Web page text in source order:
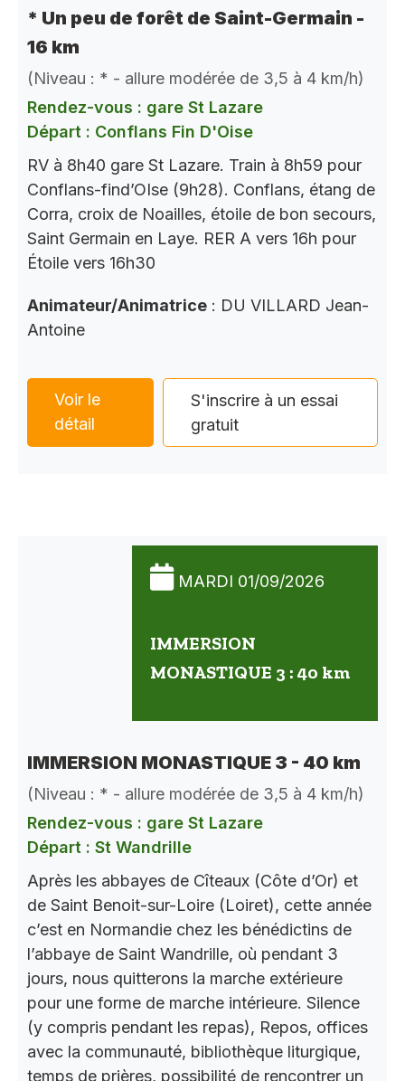
* Un peu de forêt de Saint-Germain -
16 km
(Niveau : * - allure modérée de 3,5 à 4 km/h)
Rendez-vous : gare St Lazare
Départ : Conflans Fin D'Oise
RV à 8h40 gare St Lazare. Train à 8h59 pour
Conflans-find’OIse (9h28). Conflans, étang de
Corra, croix de Noailles, étoile de bon secours,
Saint Germain en Laye. RER A vers 16h pour
Étoile vers 16h30
Animateur/Animatrice : DU VILLARD Jean-
Antoine
Voir le
détail
S'inscrire à un essai
gratuit
MARDI 01/09/2026
IMMERSION
MONASTIQUE 3 : 40 km
IMMERSION MONASTIQUE 3 - 40 km
(Niveau : * - allure modérée de 3,5 à 4 km/h)
Rendez-vous : gare St Lazare
Départ : St Wandrille
Après les abbayes de Cîteaux (Côte d’Or) et
de Saint Benoit-sur-Loire (Loiret), cette année
c’est en Normandie chez les bénédictins de
l’abbaye de Saint Wandrille, où pendant 3
jours, nous quitterons la marche extérieure
pour une forme de marche intérieure. Silence
(y compris pendant les repas), Repos, offices
avec la communauté, bibliothèque liturgique,
temps de prières, possibilité de rencontrer un